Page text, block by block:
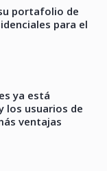
portafolio de
para el
ya está
los usuarios de
ventajas